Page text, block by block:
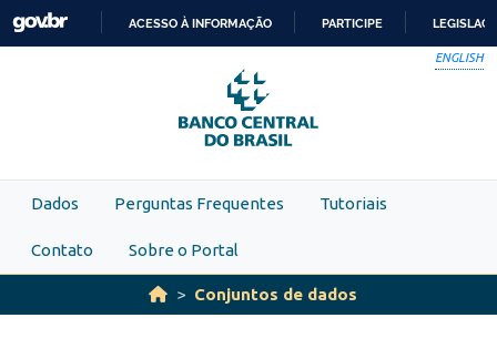
Skip to main content
PARA
O
CONTEÚDO
ACESSO À INFORMAÇÃO PARTICIPE
ENGLISH
Dados Perguntas Frequentes Tutoriais
Contato Sobre o Portal
Conjuntos de dados